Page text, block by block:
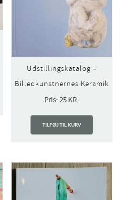
Udstillingskatalog –
Billedkunstnernes Keramik
Pris:25 KR.
TILFØJ TIL KURV